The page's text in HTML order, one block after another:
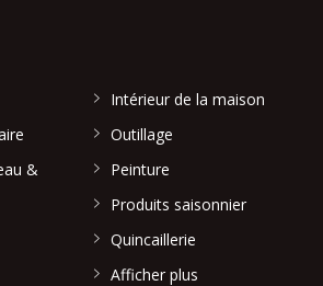
&
Intérieur de la maison
Outillage
Peinture
Produits saisonnier
Quincaillerie
Afficher plus